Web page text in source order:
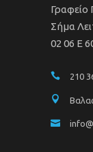
Γραφείο
Σήμα
02 06 Ε
210